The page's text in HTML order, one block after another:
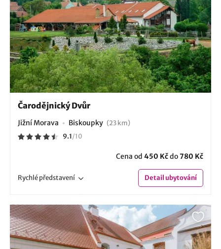
Čarodějnický Dvůr
Jižní Morava Biskoupky (23 km)
9.1/10
Cena od 450 Kčdo780 Kč
Rychlépředstavení Detailubytování